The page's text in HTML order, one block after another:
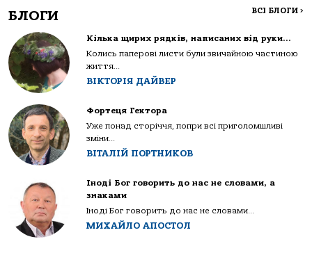
БЛОГИ ВСІ БЛОГИ >
Кілька щирих рядків, написаних від руки…
Колись паперові листи були звичайною частиною
життя...
ВІКТОРІЯ ДАЙВЕР
Фортеця Гектора
Уже понад сторіччя, попри всі приголомшливі
зміни...
ВІТАЛІЙ ПОРТНИКОВ
Іноді Бог говорить до нас не словами, а
знаками
Іноді Бог говорить до нас не словами...
МИХАЙЛО АПОСТОЛ